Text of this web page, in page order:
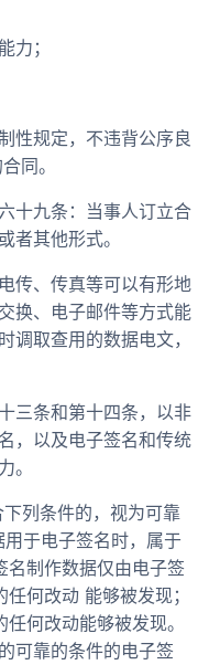
力；
性规定，不违背公序良
同。
十九条：当事人订立合
者其他形式。
传、传真等可以有形地
换、电子邮件等方式能
调取查用的数据电文，
三条和第十四条，以非
，以及电子签名和传统
。
列条件的，视为可靠
于电子签名时，属于
名制作数据仅由电子签
何改动 能够被发现；
何改动能够被发现。
可靠的条件的电子签